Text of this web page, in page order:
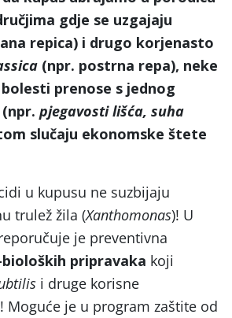
gdje se uzgajaju
repica) i drugo korjenasto
(npr. postrna repa), neke
bolesti prenose s jednog
pjegavosti lišća, suha
slučaju ekonomske štete
u kupusu ne suzbijaju
trulež žila (Xanthomonas)! U
je preventivna
pripravaka koji
i druge korisne
Moguće je u program zaštite od